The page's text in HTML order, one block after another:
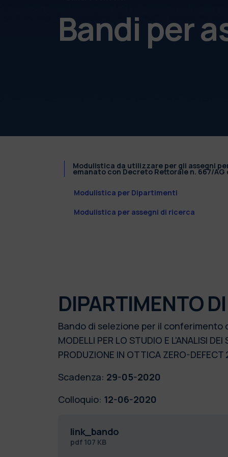
Bandi per
Modulistica da utilizzare per gli assegni
emanato con Decreto Rettorale n. 667/AG
Modulistica per Dipartimenti
Modulistica per assegni di ricerca
DIPARTIMENTO
Bando di selezione per il conferimento
MODELLI PER LO STUDIO E L'ANALISI
PRODUZIONE IN OTTICA ZERO-
Scadenza: 29-05-2020
Colloquio: 12-06-2020
link_bando
pdf 107 KB